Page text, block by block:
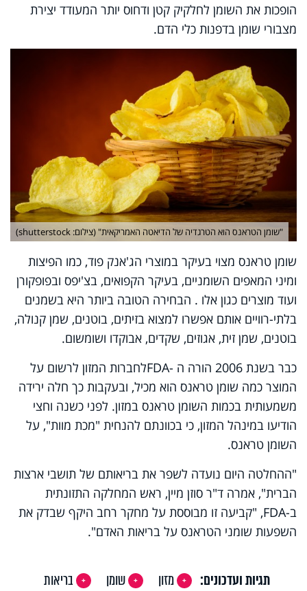
הופכות את השומן לחלקיק קטן ודחוס יותר המעודד יצירת
מצבורי שומן בדפנות כלי הדם.
"שומן הטראנס הוא הטרגדיה של הדיאטה האמריקאית" (צילום: shutterstock)
שומן טראנס מצוי בעיקר במוצרי הג'אנק פוד, כמו הפיצות
ומיני המאפים השומניים, בעיקר הקפואים, בצ'יפס ובפופקורן
ועוד מוצרים כגון אלו . הבחירה הטובה ביותר היא בשמנים
בלתי-רוויים אותם אפשרו למצוא בזיתים, בוטנים, שמן קנולה,
בוטנים, שמן זית, אגוזים, שקדים, אבוקדו ושומשום.
כבר בשנת 2006 הורה ה
FDA-לחברות המזון לרשום על
המוצר כמה שומן טראנס הוא מכיל, ובעקבות כך חלה ירידה
משמעותית בכמות השומן טראנס במזון. לפני כשנה וחצי
הודיעו במינהל המזון, כי בכוונתם להנחית "מכת מוות", על
השומן טראנס.
"ההחלטה היום נועדה לשפר את בריאותם של תושבי ארצות
הברית", אמרה ד"ר סוזן מיין, ראש המחלקה התזונתית
בFDA-, "קביעה זו מבוססת על מחקר רחב היקף שבדק את
השפעות שומני הטראנס על בריאות האדם".
תגיות ועדכונים: מזון שומן
בריאות